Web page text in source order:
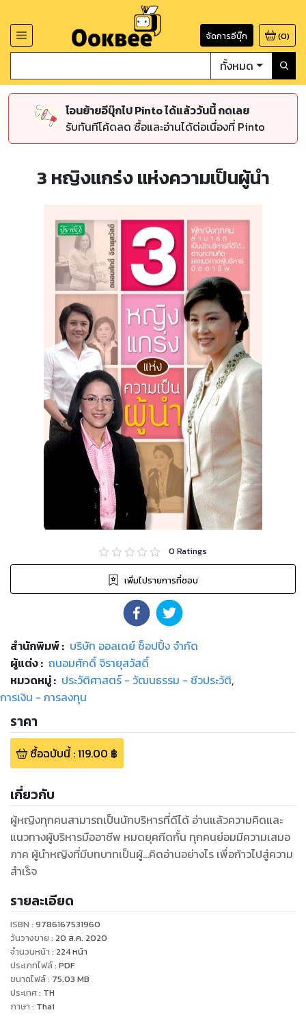
จัดการอีบุ๊ก (0)
ทั้งหมด
โอนย้ายอีบุ๊กไป Pinto ได้แล้ววันนี้ กดเลย
รับทันทีโค้ดลด ซื้อและอ่านได้ต่อเนื่องที่ Pinto
3 หญิงแกร่ง แห่งความเป็นผู้นำ
0 Ratings
เพิ่มไปรายการที่ชอบ
สำนักพิมพ์: บริษัท ออลเดย์ ช็อปปิ้ง จำกัด
ผู้แต่ง : ถนอมศักดิ์ จิรายุสวัสดิ์
หมวดหมู่: ประวัติศาสตร์ - วัฒนธรรม - ชีวประวัติ,
การเงิน - การลงทุน
ราคา
ซื้อฉบับนี้:119.00 ฿
เกี่ยวกับ
ผู้หญิงทุกคนสามารถเป็นนักบริหารที่ดีได้ อ่านแล้วความคิดและ
แนวทางผู้บริหารมืออาชีพ หมดยุคกีดกั้น ทุกคนย่อมมีความเสมอ
ภาค ผู้นำหญิงที่มีบทบาทเป็นผู้...คิดอ่านอย่างไร เพึ่อก้าวไปสู่ความ
สำเร็จ
รายละเอียด
ISBN : 9786167531960
วันวางขาย : 20 ส.ค. 2020
จำนวนหน้า : 224หน้า
ประเภทไฟล์: PDF
ขนาดไฟล์: 75.03 MB
ประเทศ: TH
ภาษา : Thai